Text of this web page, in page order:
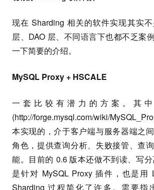
现在 Sharding 相关的软件实现其实
层、DAO 层、不同语言下也都不乏案
一下简要的介绍。
MySQL Proxy + HSCALE
一套比较有潜力的方案。其
(http://forge.mysql.com/wiki/
本实现的，介于客户端与服务器端之
角色，提供查询分析、失败接管、查
能。目前的 0.6 版本还做不到读、写
是针对 MySQL Proxy 插件，也是用
Sharding 过程简化了许多。需要指